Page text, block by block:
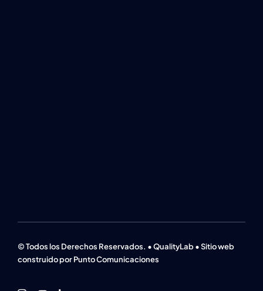
© Todos los Derechos Reservados. • QualityLab • Sitio web
construido por Punto Comunicaciones